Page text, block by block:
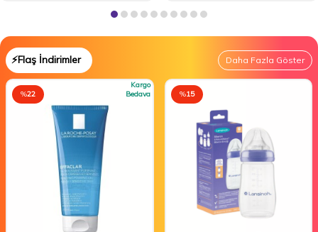
⚡Flaş İndirimler Daha Fazla Göster
%22
Kargo
Bedava
%15